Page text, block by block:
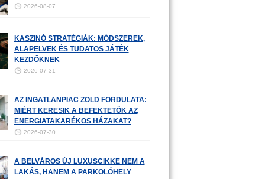
2026-08-07
KASZINÓ STRATÉGIÁK: MÓDSZEREK,
ALAPELVEK ÉS TUDATOS JÁTÉK
KEZDŐKNEK
2026-07-31
AZ INGATLANPIAC ZÖLD FORDULATA:
MIÉRT KERESIK A BEFEKTETŐK AZ
ENERGIATAKARÉKOS HÁZAKAT?
2026-07-30
A BELVÁROS ÚJ LUXUSCIKKE NEM A
LAKÁS, HANEM A PARKOLÓHELY